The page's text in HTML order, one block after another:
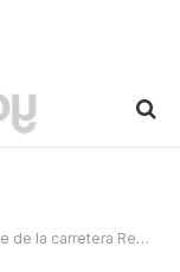
Reynosa-Monterrey